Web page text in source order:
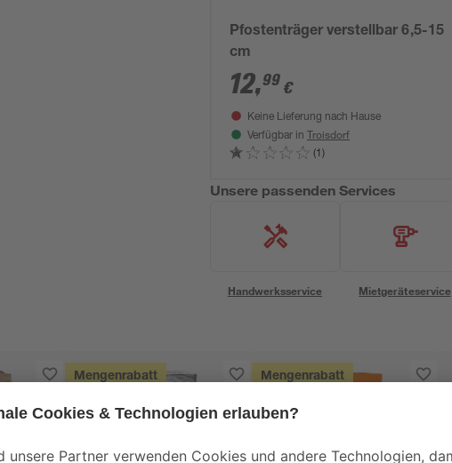
Pfostenträger verstellbar 6,5-15
cm
12,99 €
Keine Lieferung nach Hause
Verfügbar in Troisdorf
(1)
Unsere passenden Services
Handwerksservice Mietgeräteservice
Mengenrabatt Mengenrabatt